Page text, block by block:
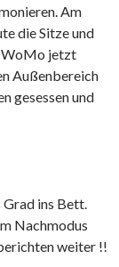
Am
die Sitze und
WoMo jetzt
Außenbereich
gesessen und
Grad ins Bett.
Nachmodus
weiter !!